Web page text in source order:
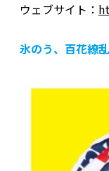
ウェブサイト：
氷のう、百花繚乱